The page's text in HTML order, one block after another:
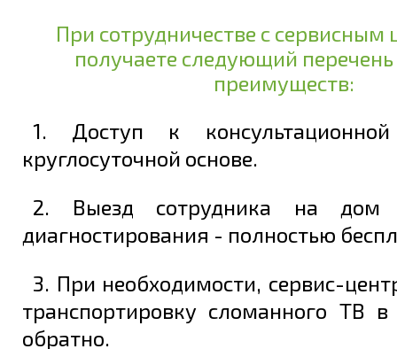
При сотрудничестве с сервисным
получаете следующий
преимуществ:
1. Доступ к
круглосуточной основе.
2. Выезд сотрудника на дом
диагностирования - полностью
3. При необходимости, сервис-
транспортировку сломанного ТВ
обратно.